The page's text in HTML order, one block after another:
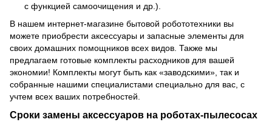
с функцией самоочищения и др.).
В нашем интернет-магазине бытовой робототехники вы
можете приобрести аксессуары и запасные элементы для
своих домашних помощников всех видов. Также мы
предлагаем готовые комплекты расходников для вашей
экономии! Комплекты могут быть как «заводскими», так и
собранные нашими специалистами специально для вас, с
учтем всех ваших потребностей.
Сроки замены аксессуаров на роботах-пылесосах